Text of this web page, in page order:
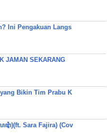
Ini Pengakuan Langs
JAMAN SEKARANG
Bikin Tim Prabu K
Sara Fajira) (Cov